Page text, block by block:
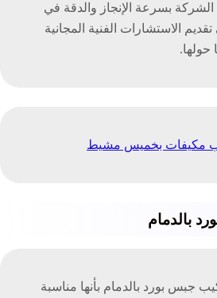
الشركة بسرعة الإنجاز والدقة في
تقديم الاستشارات الفنية المجانية
حولها.
مكيفات بخميس مشيط
بالدمام
جبس بورد بالدمام بأنها مناسبة